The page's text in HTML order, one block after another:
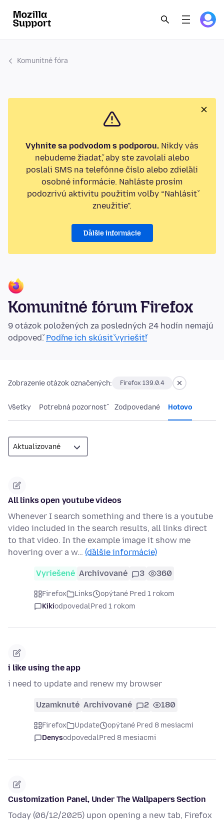
Komunitné fóra
Vyhnite sa podvodom s podporou. Nikdy vás
nebudeme žiadať, aby ste zavolali alebo
poslali SMS na telefónne číslo alebo zdieľali
osobné informácie. Nahláste prosím
podozrivú aktivitu použitím voľby “Nahlásiť
zneužitie”.
Ďalšie informácie
Komunitné fórum Firefox
9 otázok položených za posledných 24 hodín nemajú
odpoveď.Poďme ich skúsiť vyriešiť!
Zobrazenie otázok označených: Firefox 139.0.4
Všetky Potrebná pozornosť Zodpovedané Hotovo
All links open youtube videos
Whenever I search something and there is a youtube
video included in the search results, all links direct
to that video. In the example image it show me
hovering over a w… (ďalšie informácie)
Vyriešené Archivované 3 360
Firefox Links
opýtané Pred 1 rokom
KikiodpovedalPred 1 rokom
i like using the app
i need to update and renew my browser
Uzamknuté Archivované 2 180
Firefox Update
opýtané Pred 8 mesiacmi
DenysodpovedalPred 8 mesiacmi
Customization Panel, Under The Wallpapers Section
Today (06/12/2025) upon opening a new tab, Firefox